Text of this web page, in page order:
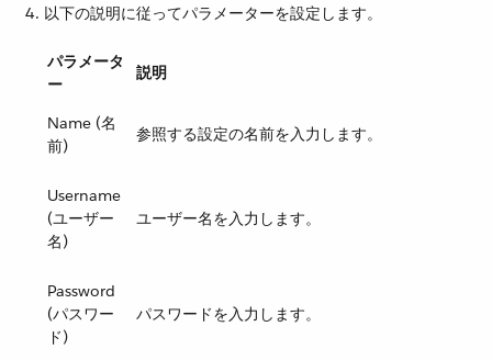
以下の説明に従ってパラメーターを設定します。
パラメータ
ー
説明
Name (名
前)
参照する設定の名前を入力します。
Username
(ユーザー
名)
ユーザー名を入力します。
Password
(パスワー
ド)
パスワードを入力します。